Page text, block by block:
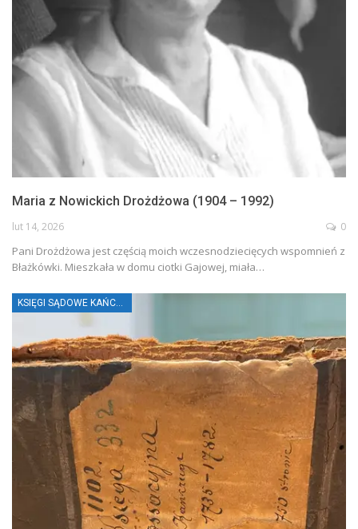
Maria z Nowickich Drożdżowa (1904 – 1992)
lut 14, 2026 0
Pani Drożdżowa jest częścią moich wczesnodziecięcych wspomnień z
Błażkówki. Mieszkała w domu ciotki Gajowej, miała…